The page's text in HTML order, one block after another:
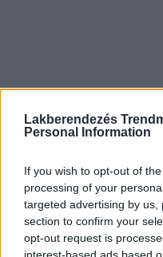
Lakberendezés
Personal Information
If you wish to opt-out of
processing of your
targeted advertising by
section to confirm your
opt-out request is
interest-based ads based